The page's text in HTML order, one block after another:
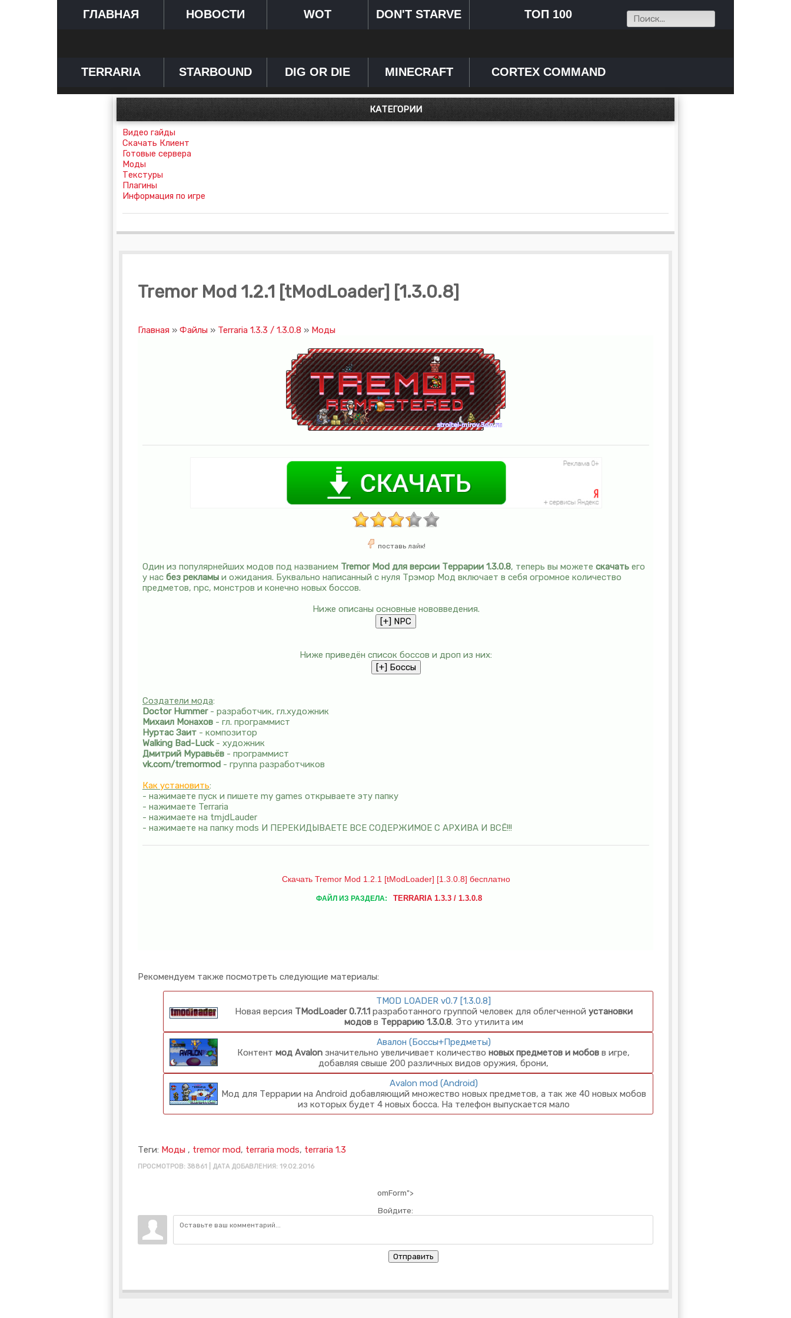
ГЛАВНАЯ НОВОСТИ WOT DON'T STARVE ТОП 100
TERRARIA STARBOUND DIG OR DIE MINECRAFT CORTEX COMMAND
КАТЕГОРИИ
Видео гайды
Скачать Клиент
Готовые сервера
Моды
Текстуры
Плагины
Информация по игре
Tremor Mod 1.2.1 [tModLoader] [1.3.0.8]
Главная » Файлы » Terraria 1.3.3 / 1.3.0.8 » Моды
поставь лайк!
Один из популярнейших модов под названием Tremor Mod для версии Террарии 1.3.0.8, теперь вы можете скачать его
у нас без рекламы и ожидания. Буквально написанный с нуля Трэмор Мод включает в себя огромное количество
предметов, npc, монстров и конечно новых боссов.
Ниже описаны основные нововведения.
Ниже приведён список боссов и дроп из них:
Создатели мода:
Doctor Hummer- разработчик, гл.художник
Михаил Монахов - гл. программист
Нуртас Заит - композитор
Walking Bad-Luck- художник
Дмитрий Муравьёв - программист
vk.com/tremormod - группа разработчиков
Как установить:
- нажимаете пуск и пишете my games открываете эту папку
- нажимаете Terraria
- нажимаете на tmjdLauder
- нажимаете на папку mods И ПЕРЕКИДЫВАЕТЕ ВСЕ СОДЕРЖИМОЕ С АРХИВА И ВСЁ!!!
Скачать Tremor Mod 1.2.1 [tModLoader] [1.3.0.8] бесплатно
ФАЙЛ ИЗ РАЗДЕЛА: TERRARIA 1.3.3 / 1.3.0.8
Рекомендуем также посмотреть следующие материалы:
TMOD LOADER v0.7 [1.3.0.8]
Новая версия TModLoader 0.7.1.1разработанного группой человек для облегченной установки
модовв Террарию 1.3.0.8. Это утилита им
Авалон (Боссы+Предметы)
Контент мод Avalon значительно увеличивает количество новых предметов и мобов в игре,
добавляя свыше 200 различных видов оружия, брони,
Avalon mod (Android)
Мод для Террарии на Android добавляющий множество новых предметов, а так же 40 новых мобов
из которых будет 4 новых босса. На телефон выпускается мало
Теги: Моды , tremor mod, terraria mods, terraria 1.3
ПРОСМОТРОВ: 38861 | ДАТА ДОБАВЛЕНИЯ: 19.02.2016
omForm">
Войдите:
Отправить